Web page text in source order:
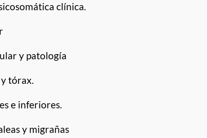
clínica.
y patología
tórax.
e inferiores.
y migrañas